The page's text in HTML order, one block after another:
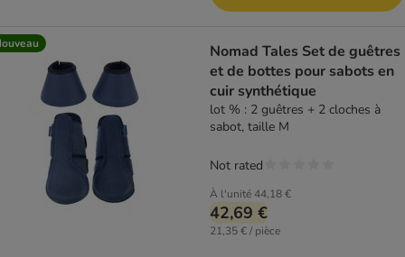
Nomad Tales Set de guêtres
et de bottes pour sabots en
cuir synthétique
lot % : 2 guêtres + 2 cloches à
sabot, taille M
À l'unité44,18 €
42,69 €
21,35 € / pièce
Not rated